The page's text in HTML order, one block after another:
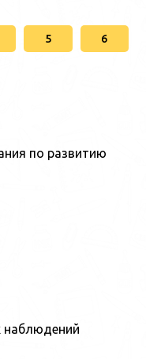
5 6
по развитию
наблюдений